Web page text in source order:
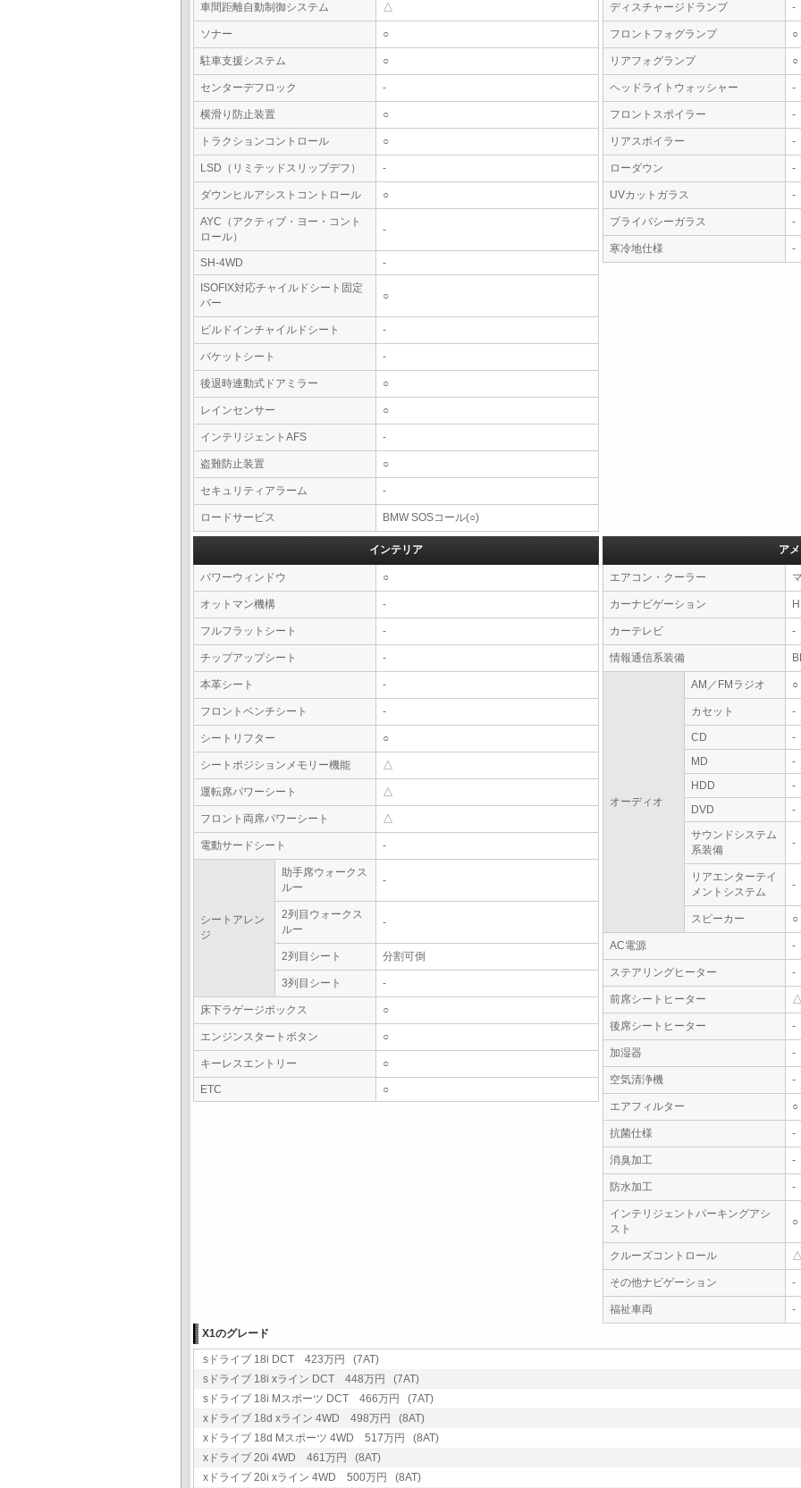
車間距離自動制御システム △
ソナー ○
駐車支援システム ○
センターデフロック -
横滑り防止装置 ○
トラクションコントロール ○
LSD（リミテッドスリップデフ） -
ダウンヒルアシストコントロール ○
AYC（アクティブ・ヨー・コント
ロール）
-
SH-4WD
-
ISOFIX対応チャイルドシート固定
バー
○
ビルドインチャイルドシート -
バケットシート -
後退時連動式ドアミラー ○
レインセンサー ○
インテリジェントAFS -
盗難防止装置 ○
セキュリティアラーム -
ロードサービス BMW SOSコール(○)
ディスチャージドランプ -
フロントフォグランプ ○
リアフォグランプ ○
ヘッドライトウォッシャー -
フロントスポイラー -
リアスポイラー -
ローダウン -
UVカットガラス -
プライバシーガラス -
寒冷地仕様 -
インテリア
パワーウィンドウ ○
オットマン機構 -
フルフラットシート -
チップアップシート -
本革シート -
フロントベンチシート -
シートリフター ○
シートポジションメモリー機能 △
運転席パワーシート △
フロント両席パワーシート △
電動サードシート -
シートアレン
ジ
助手席ウォークス
ルー
-
2列目ウォークス
ルー
-
2列目シート 分割可倒
3列目シート -
床下ラゲージボックス ○
エンジンスタートボタン ○
キーレスエントリー ○
ETC ○
ア
エアコン・クーラー
カーナビゲーション
カーテレビ -
情報通信系装備
オーディオ
AM／FMラジオ ○
カセット -
CD
-
MD
-
HDD
-
DVD
-
サウンドシステム
系装備
-
リアエンターテイ
メントシステム
-
スピーカー ○
AC電源 -
ステアリングヒーター -
前席シートヒーター
後席シートヒーター -
加湿器 -
空気清浄機 -
エアフィルター ○
抗菌仕様 -
消臭加工 -
防水加工 -
インテリジェントパーキングアシ
スト
○
クルーズコントロール
その他ナビゲーション -
福祉車両
-
X1のグレード
sドライブ 18i DCT 423万円 (7AT)
sドライブ 18i xライン DCT 448万円 (7AT)
sドライブ 18i Mスポーツ DCT 466万円 (7AT)
xドライブ 18d xライン 4WD 498万円 (8AT)
xドライブ 18d Mスポーツ 4WD 517万円 (8AT)
xドライブ 20i 4WD 461万円 (8AT)
xドライブ 20i xライン 4WD 500万円 (8AT)